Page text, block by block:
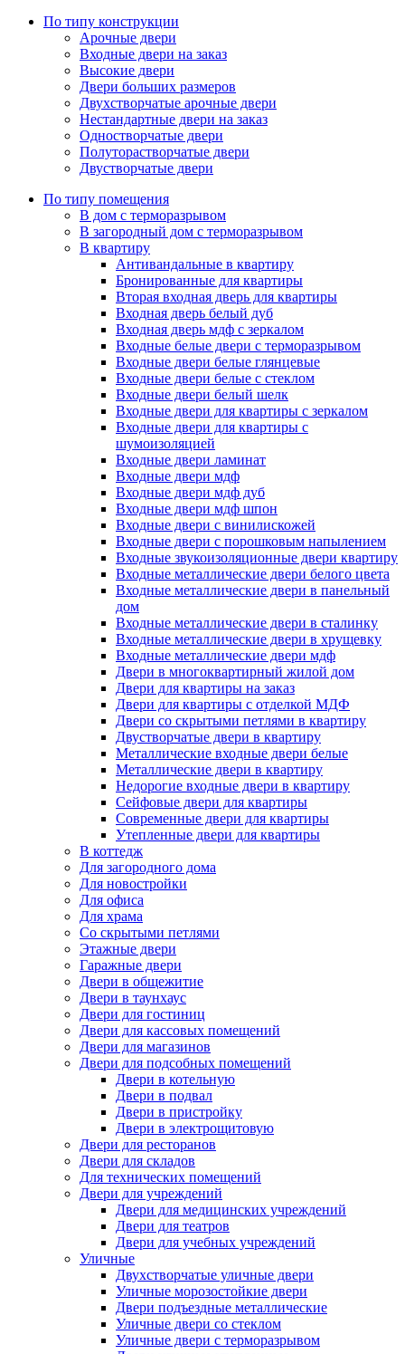
По типу конструкции
Арочные двери
Входные двери на заказ
Высокие двери
Двери больших размеров
Двухстворчатые арочные двери
Нестандартные двери на заказ
Одностворчатые двери
Полуторастворчатые двери
Двустворчатые двери
По типу помещения
В дом с терморазрывом
В загородный дом с терморазрывом
В квартиру
Антивандальные в квартиру
Бронированные для квартиры
Вторая входная дверь для квартиры
Входная дверь белый дуб
Входная дверь мдф с зеркалом
Входные белые двери с терморазрывом
Входные двери белые глянцевые
Входные двери белые с стеклом
Входные двери белый шелк
Входные двери для квартиры с зеркалом
Входные двери для квартиры с
шумоизоляцией
Входные двери ламинат
Входные двери мдф
Входные двери мдф дуб
Входные двери мдф шпон
Входные двери с винилискожей
Входные двери с порошковым напылением
Входные звукоизоляционные двери квартиру
Входные металлические двери белого цвета
Входные металлические двери в панельный
дом
Входные металлические двери в сталинку
Входные металлические двери в хрущевку
Входные металлические двери мдф
Двери в многоквартирный жилой дом
Двери для квартиры на заказ
Двери для квартиры с отделкой МДФ
Двери со скрытыми петлями в квартиру
Двустворчатые двери в квартиру
Металлические входные двери белые
Металлические двери в квартиру
Недорогие входные двери в квартиру
Сейфовые двери для квартиры
Современные двери для квартиры
Утепленные двери для квартиры
В коттедж
Для загородного дома
Для новостройки
Для офиса
Для храма
Со скрытыми петлями
Этажные двери
Гаражные двери
Двери в общежитие
Двери в таунхаус
Двери для гостиниц
Двери для кассовых помещений
Двери для магазинов
Двери для подсобных помещений
Двери в котельную
Двери в подвал
Двери в пристройку
Двери в электрощитовую
Двери для ресторанов
Двери для складов
Для технических помещений
Двери для учреждений
Двери для медицинских учреждений
Двери для театров
Двери для учебных учреждений
Уличные
Двухстворчатые уличные двери
Уличные морозостойкие двери
Двери подъездные металлические
Уличные двери со стеклом
Уличные двери с терморазрывом